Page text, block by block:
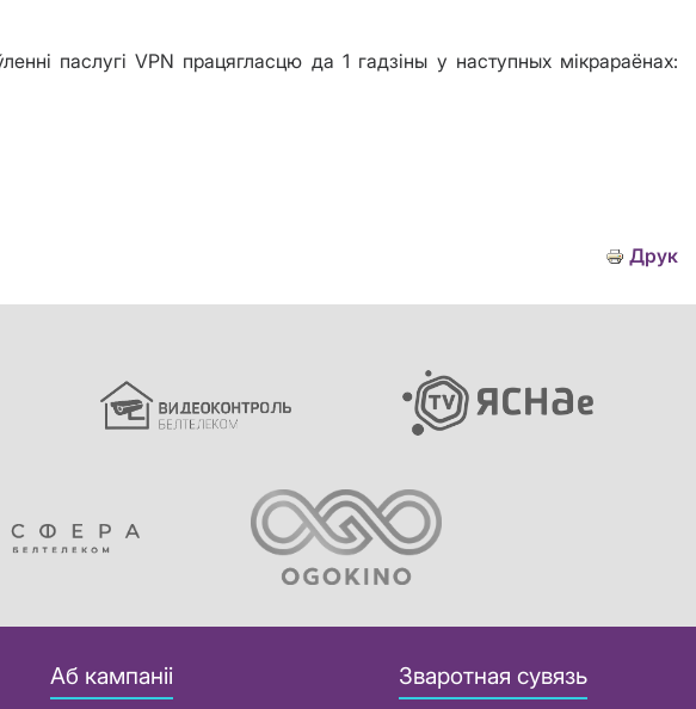
паслугі VPN працягласцю да 1 гадзіны у наступных мікрараёнах:
Друк
Аб кампаніі Зваротная сувязь